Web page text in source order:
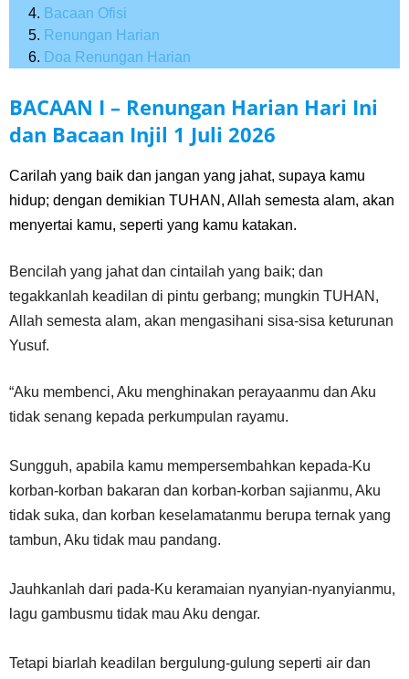
Bacaan Ofisi
Renungan Harian
Doa Renungan Harian
BACAAN I – Renungan Harian Hari Ini
dan Bacaan Injil 1 Juli 2026
Carilah yang baik dan jangan yang jahat, supaya kamu
hidup; dengan demikian TUHAN, Allah semesta alam, akan
menyertai kamu, seperti yang kamu katakan.
Bencilah yang jahat dan cintailah yang baik; dan
tegakkanlah keadilan di pintu gerbang; mungkin TUHAN,
Allah semesta alam, akan mengasihani sisa-sisa keturunan
Yusuf.
“Aku membenci, Aku menghinakan perayaanmu dan Aku
tidak senang kepada perkumpulan rayamu.
Sungguh, apabila kamu mempersembahkan kepada-Ku
korban-korban bakaran dan korban-korban sajianmu, Aku
tidak suka, dan korban keselamatanmu berupa ternak yang
tambun, Aku tidak mau pandang.
Jauhkanlah dari pada-Ku keramaian nyanyian-nyanyianmu,
lagu gambusmu tidak mau Aku dengar.
Tetapi biarlah keadilan bergulung-gulung seperti air dan